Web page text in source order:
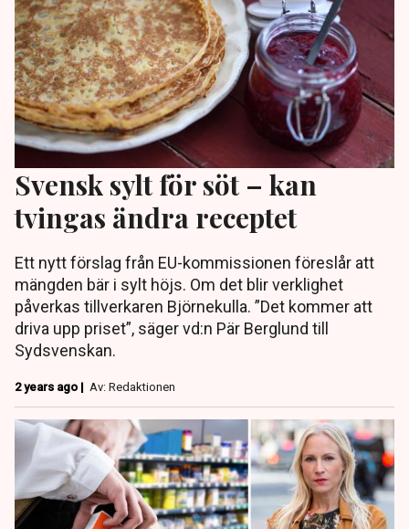
Svensk sylt för söt – kan
tvingas ändra receptet
Ett nytt förslag från EU-kommissionen föreslår att
mängden bär i sylt höjs. Om det blir verklighet
påverkas tillverkaren Björnekulla. ”Det kommer att
driva upp priset”, säger vd:n Pär Berglund till
Sydsvenskan.
2 years ago | Av: Redaktionen